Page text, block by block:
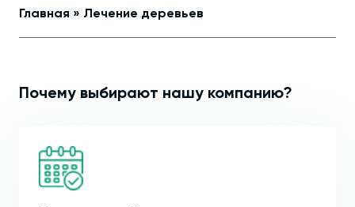
Главная » Лечение деревьев
Почему выбирают нашу компанию?